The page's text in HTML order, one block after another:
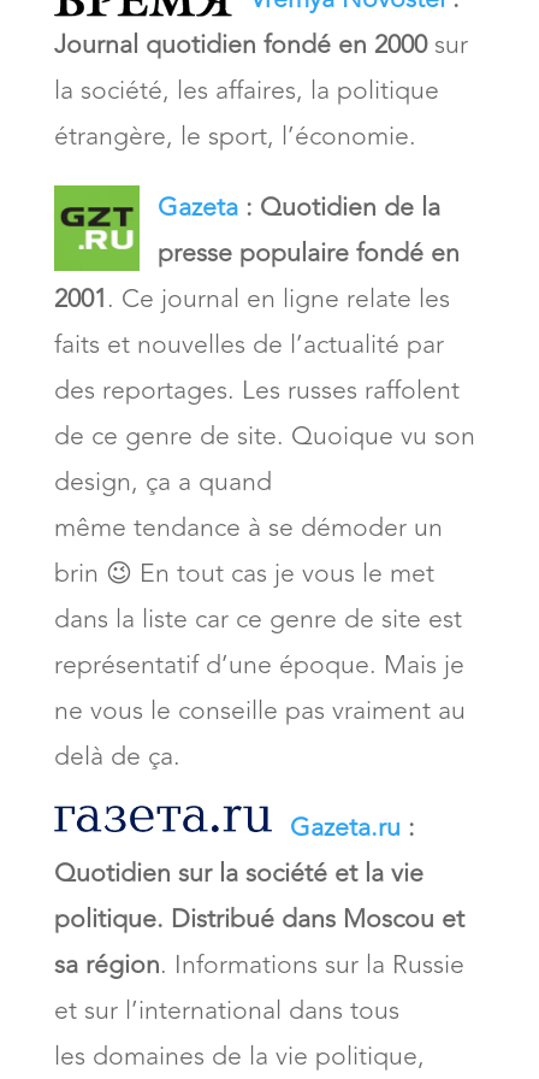
Journal quotidien fondé en 2000sur
la société, les affaires, la politique
étrangère, le sport, l’économie.
Gazeta: Quotidien de la
presse populaire fondé en
2001. Ce journal en ligne relate les
faits et nouvelles de l’actualité par
des reportages. Les russes raffolent
de ce genre de site. Quoique vu son
design, ça a quand
même tendance à se démoder un
brin 😉 En tout cas je vous le met
dans la liste car ce genre de site est
représentatif d’une époque. Mais je
ne vous le conseille pas vraiment au
delà de ça.
Gazeta.ru :
Quotidien sur la société et la vie
politique. Distribué dans Moscou et
sa région. Informations sur la Russie
et sur l’international dans tous
les domaines de la vie politique,